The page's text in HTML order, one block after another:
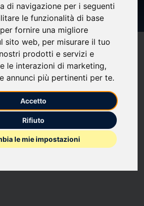
di navigazione per i seguenti
le funzionalità di base
per fornire una migliore
sito web, per misurare il tuo
prodotti e servizi e
le interazioni di marketing,
annunci più pertinenti per te.
Accetto
Rifiuto
le mie impostazioni
DI ONEOSIX